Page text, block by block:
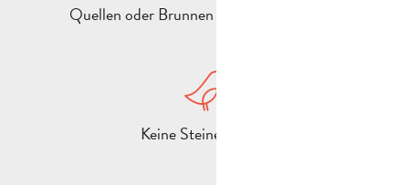
Quellen oder Brunnen nicht verunreinigen
Keine Steine werfen